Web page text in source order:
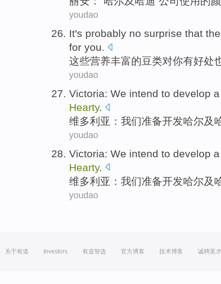
youdao
It's probably no surprise that
for you.
这些营养丰富的豆类对你有好处
youdao
Victoria: We intend to develop a
Hearty.
维多利亚 ： 我们准备开发哈尔及
youdao
Victoria: We intend to develop a
Hearty.
维多利亚 ： 我们准备开发哈尔及
youdao
关于有道 Investors 有道智选 官方博客 技术博客 诚聘英才